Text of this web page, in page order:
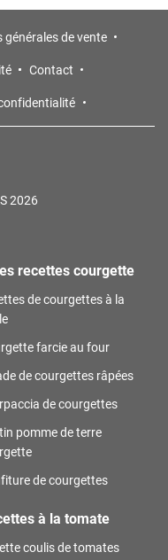
de vente
Contact
2026
recettes courgette
de courgettes à la
farcie au four
de courgettes râpées
de courgettes
pomme de terre
de courgettes
à la tomate
coulis de tomates